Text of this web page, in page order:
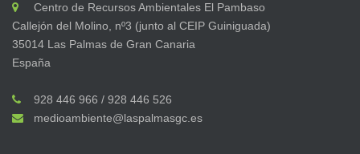
Centro de Recursos Ambientales El Pambaso
Callejón del Molino, nº3 (junto al CEIP Guiniguada)
35014 Las Palmas de Gran Canaria
España
928 446 966 / 928 446 526
medioambiente@laspalmasgc.es